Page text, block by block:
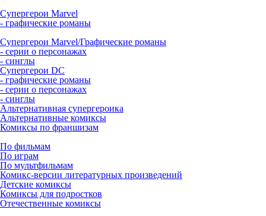
Супергерои Marvel
- графические романы
Супергерои Marvel/Графические романы
- серии о персонажах
- синглы
Супергерои DC
- графические романы
- серии о персонажах
- синглы
Альтернативная супергероика
Альтернативные комиксы
Комиксы по франшизам
По фильмам
По играм
По мультфильмам
Комикс-версии литературных произведений
Детские комиксы
Комиксы для подростков
Отечественные комиксы